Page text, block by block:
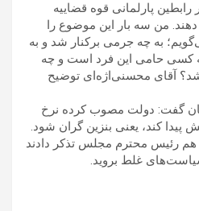
پارلمانی قوه قضاییه
دهند. من سه بار این موضوع را
به چه جرمی برکنار شد و به
کسی حامی این فرد است و چه
شد؟ آقای محسنی‌اژه‌ای توضیح
گفت: دولت مصوب کرده نرخ
پیدا کند، یعنی بنزین گران شود.
رئیس محترم مجلس تذکر دادند
غلط بروید.